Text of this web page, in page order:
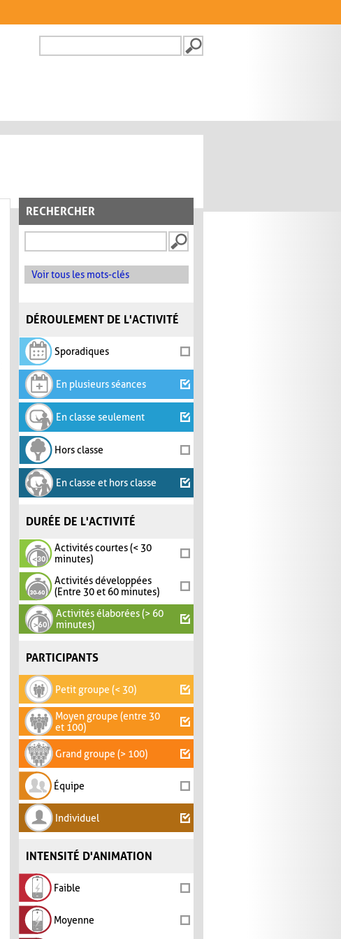
FORMULAIRE DE
RECHERCHER
Voir tous les mots-clés
DÉROULEMENT DE L'ACTIVITÉ
Sporadiques
En plusieurs séances
En classe seulement
Hors classe
En classe et hors classe
DURÉE DE L'ACTIVITÉ
Activités courtes (< 30
minutes)
Activités développées
(Entre 30 et 60 minutes)
Activités élaborées (> 60
minutes)
PARTICIPANTS
Petit groupe (< 30)
Moyen groupe (entre 30
et 100)
Grand groupe (> 100)
Équipe
Individuel
INTENSITÉ D'ANIMATION
Faible
Moyenne